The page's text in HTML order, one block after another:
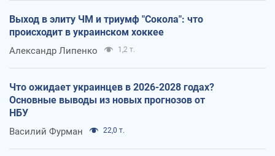
Выход в элиту ЧМ и триумф "Сокола": что
происходит в украинском хоккее
Александр Липенко 1,2 т.
Что ожидает украинцев в 2026-2028 годах?
Основные выводы из новых прогнозов от
НБУ
Василий Фурман 22,0 т.